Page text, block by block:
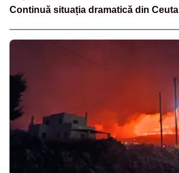
Continuă situația dramatică din Ceuta